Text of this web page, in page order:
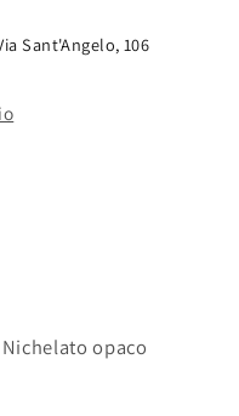
Sant'Angelo, 106
opaco